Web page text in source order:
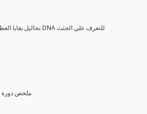
(19) تحاليل بقايا العظام وأشلاء الجثث وتحليل DNA للتعرف علي الجثث
(20) ملخص